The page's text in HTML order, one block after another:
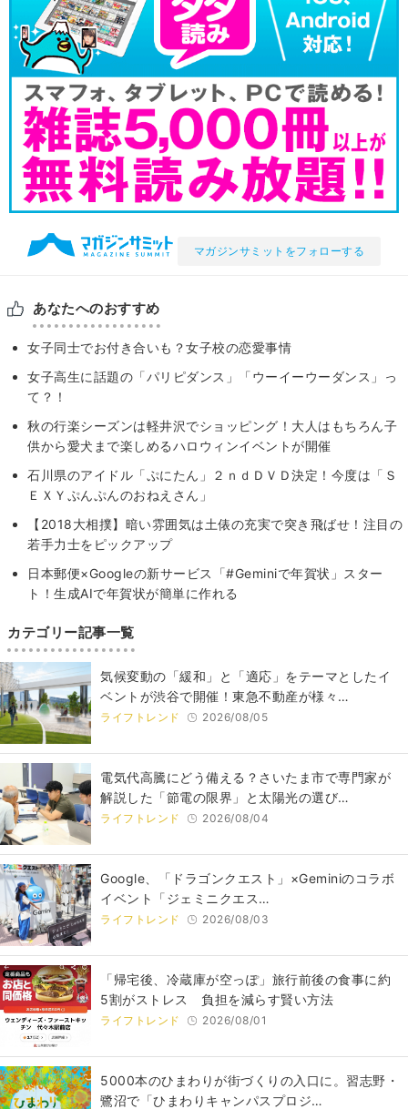
マガジンサミットをフォローする
あなたへのおすすめ
女子同士でお付き合いも？女子校の恋愛事情
女子高生に話題の「パリピダンス」「ウーイーウーダンス」っ
て？！
秋の行楽シーズンは軽井沢でショッピング！大人はもちろん子
供から愛犬まで楽しめるハロウィンイベントが開催
石川県のアイドル「ぷにたん」２ｎｄＤＶＤ決定！今度は「Ｓ
ＥＸＹぷんぷんのおねえさん」
【2018大相撲】暗い雰囲気は土俵の充実で突き飛ばせ！注目の
若手力士をピックアップ
日本郵便×Googleの新サービス「#Geminiで年賀状」スター
ト！生成AIで年賀状が簡単に作れる
カテゴリー記事一覧
気候変動の「緩和」と「適応」をテーマとしたイ
ベントが渋谷で開催！東急不動産が様々…
ライフトレンド 2026/08/05
電気代高騰にどう備える？さいたま市で専門家が
解説した「節電の限界」と太陽光の選び…
ライフトレンド 2026/08/04
Google、「ドラゴンクエスト」×Geminiのコラボ
イベント「ジェミニクエス…
ライフトレンド 2026/08/03
「帰宅後、冷蔵庫が空っぽ」旅行前後の食事に約
5割がストレス 負担を減らす賢い方法
ライフトレンド 2026/08/01
5000本のひまわりが街づくりの入口に。習志野・
鷺沼で「ひまわりキャンパスプロジ…